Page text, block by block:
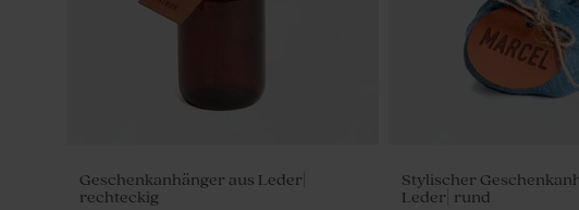
Geschenkanhänger aus Leder|
rechteckig
Stylischer
Leder| rund